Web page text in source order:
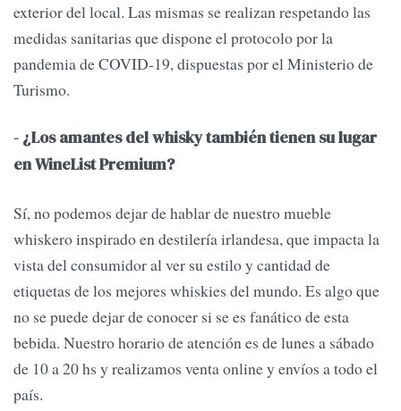
exterior del local. Las mismas se realizan respetando las
medidas sanitarias que dispone el protocolo por la
pandemia de COVID-19, dispuestas por el Ministerio de
Turismo.
- ¿Los amantes del whisky también tienen su lugar
en WineList Premium?
Sí, no podemos dejar de hablar de nuestro mueble
whiskero inspirado en destilería irlandesa, que impacta la
vista del consumidor al ver su estilo y cantidad de
etiquetas de los mejores whiskies del mundo. Es algo que
no se puede dejar de conocer si se es fanático de esta
bebida. Nuestro horario de atención es de lunes a sábado
de 10 a 20 hs y realizamos venta online y envíos a todo el
país.